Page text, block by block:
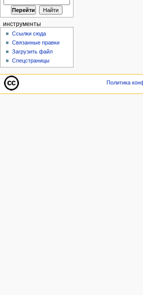
инструменты
Ссылки сюда
Связанные правки
Загрузить файл
Спецстраницы
Политика